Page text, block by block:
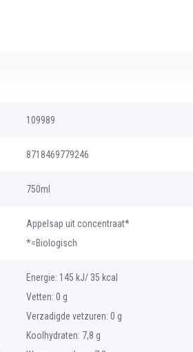
109989
8718469779246
750ml
Appelsap uit concentraat*
*=Biologisch
Energie: 145 kJ/ 35 kcal
Vetten: 0 g
Verzadigde vetzuren: 0 g
Koolhydraten: 7,8 g